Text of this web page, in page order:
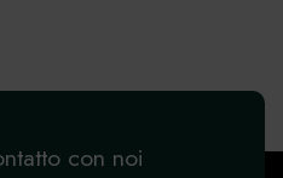
con noi